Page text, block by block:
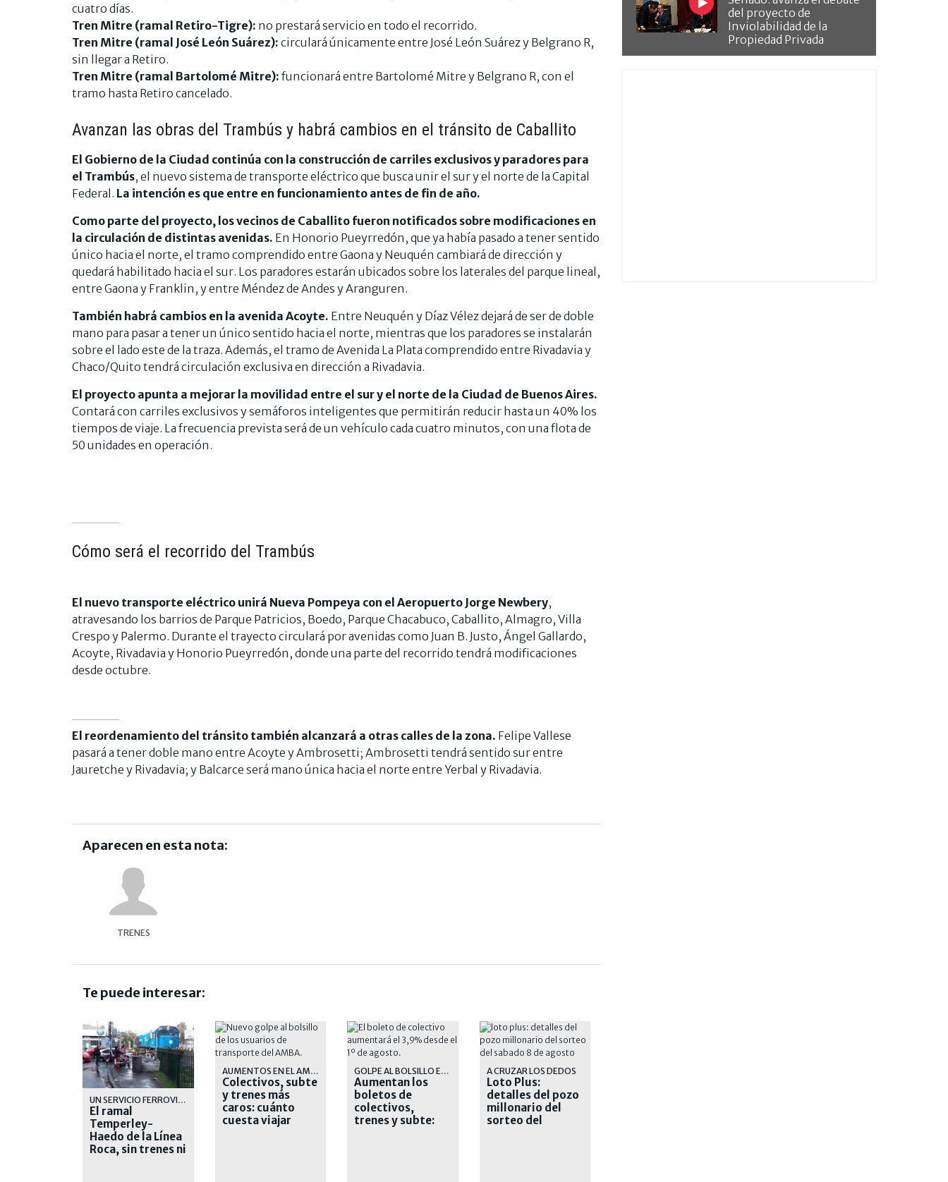
cuatro días.
Tren Mitre (ramal Retiro-Tigre): no prestará servicio en todo el recorrido.
Tren Mitre (ramal José León Suárez): circulará únicamente entre José León Suárez y Belgrano R,
sin llegar a Retiro.
Tren Mitre (ramal Bartolomé Mitre): funcionará entre Bartolomé Mitre y Belgrano R, con el
tramo hasta Retiro cancelado.
Avanzan las obras del Trambús y habrá cambios en el tránsito de Caballito
El Gobierno de la Ciudad continúa con la construcción de carriles exclusivos y paradores para
el Trambús, el nuevo sistema de transporte eléctrico que busca unir el sur y el norte de la Capital
Federal. La intención es que entre en funcionamiento antes de fin de año.
Como parte del proyecto, los vecinos de Caballito fueron notificados sobre modificaciones en
la circulación de distintas avenidas. En Honorio Pueyrredón, que ya había pasado a tener sentido
único hacia el norte, el tramo comprendido entre Gaona y Neuquén cambiará de dirección y
quedará habilitado hacia el sur. Los paradores estarán ubicados sobre los laterales del parque lineal,
entre Gaona y Franklin, y entre Méndez de Andes y Aranguren.
También habrá cambios en la avenida Acoyte. Entre Neuquén y Díaz Vélez dejará de ser de doble
mano para pasar a tener un único sentido hacia el norte, mientras que los paradores se instalarán
sobre el lado este de la traza. Además, el tramo de Avenida La Plata comprendido entre Rivadavia y
Chaco/Quito tendrá circulación exclusiva en dirección a Rivadavia.
El proyecto apunta a mejorar la movilidad entre el sur y el norte de la Ciudad de Buenos Aires.
Contará con carriles exclusivos y semáforos inteligentes que permitirán reducir hasta un 40% los
tiempos de viaje. La frecuencia prevista será de un vehículo cada cuatro minutos, con una flota de
50 unidades en operación.
Cómo será el recorrido del Trambús
El nuevo transporte eléctrico unirá Nueva Pompeya con el Aeropuerto Jorge Newbery,
atravesando los barrios de Parque Patricios, Boedo, Parque Chacabuco, Caballito, Almagro, Villa
Crespo y Palermo. Durante el trayecto circulará por avenidas como Juan B. Justo, Ángel Gallardo,
Acoyte, Rivadavia y Honorio Pueyrredón, donde una parte del recorrido tendrá modificaciones
desde octubre.
El reordenamiento del tránsito también alcanzará a otras calles de la zona. Felipe Vallese
pasará a tener doble mano entre Acoyte y Ambrosetti; Ambrosetti tendrá sentido sur entre
Jauretche y Rivadavia; y Balcarce será mano única hacia el norte entre Yerbal y Rivadavia.
Aparecen en esta nota:
TRENES
Te puede interesar:
UN SERVICIO FERROVIARIO QUE CADA DIA SE DEGRADA MAS
El ramal
Temperley-
Haedo de la Línea
Roca, sin trenes ni
AUMENTOS EN EL AMBA
Colectivos, subte
y trenes más
caros: cuánto
cuesta viajar
GOLPE AL BOLSILLO EN EL AMBA
Aumentan los
boletos de
colectivos,
trenes y subte:
A CRUZAR LOS DEDOS
Loto Plus:
detalles del pozo
millonario del
sorteo del
del proyecto de
Inviolabilidad de la
Propiedad Privada